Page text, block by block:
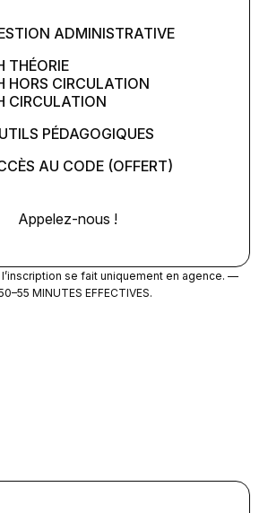
ADMINISTRATIVE
THÉORIE
HORS CIRCULATION
CIRCULATION
PÉDAGOGIQUES
AU CODE (OFFERT)
Appelez-nous !
se fait uniquement en agence. —
MINUTES EFFECTIVES.